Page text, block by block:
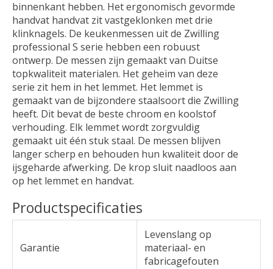
binnenkant hebben. Het ergonomisch gevormde
handvat handvat zit vastgeklonken met drie
klinknagels. De keukenmessen uit de Zwilling
professional S serie hebben een robuust
ontwerp. De messen zijn gemaakt van Duitse
topkwaliteit materialen. Het geheim van deze
serie zit hem in het lemmet. Het lemmet is
gemaakt van de bijzondere staalsoort die Zwilling
heeft. Dit bevat de beste chroom en koolstof
verhouding. Elk lemmet wordt zorgvuldig
gemaakt uit één stuk staal. De messen blijven
langer scherp en behouden hun kwaliteit door de
ijsgeharde afwerking. De krop sluit naadloos aan
op het lemmet en handvat.
Productspecificaties
Garantie
Levenslang op
materiaal- en
fabricagefouten